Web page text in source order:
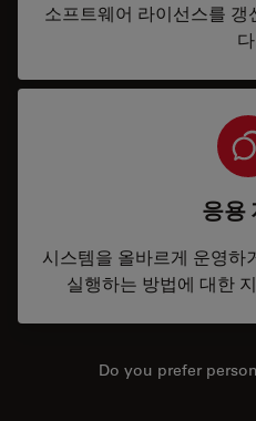
소프트웨어 라이선스를
응용
시스템을 올바르게 운영하
실행하는 방법에 대한
Do you prefer